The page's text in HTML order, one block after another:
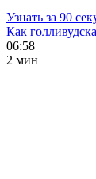
Узнать за 90
Как
06:58
2 мин